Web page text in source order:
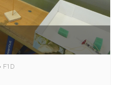
F1D